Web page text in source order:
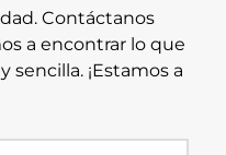
Contáctanos
a encontrar lo que
sencilla. ¡Estamos a